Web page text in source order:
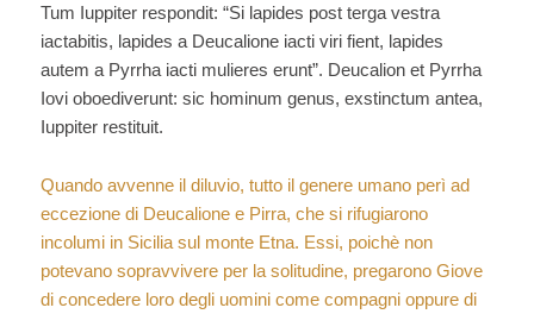
Tum Iuppiter respondit: “Si lapides post terga vestra
iactabitis, lapides a Deucalione iacti viri fient, lapides
autem a Pyrrha iacti mulieres erunt”. Deucalion et Pyrrha
Iovi oboediverunt: sic hominum genus, exstinctum antea,
Iuppiter restituit.
Quando avvenne il diluvio, tutto il genere umano perì ad
eccezione di Deucalione e Pirra, che si rifugiarono
incolumi in Sicilia sul monte Etna. Essi, poichè non
potevano sopravvivere per la solitudine, pregarono Giove
di concedere loro degli uomini come compagni oppure di